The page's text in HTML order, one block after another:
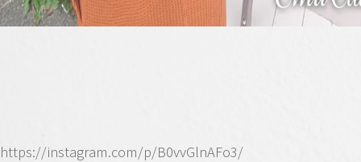
https://instagram.com/p/B0vvGlnAFo3/